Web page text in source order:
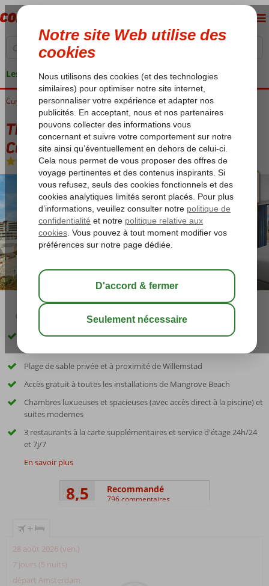
Les garanties de vacances
Curaçao Willemstad The Rif at Mangrove Beach Corendon, Curio by Hilton
The Rif at Mangrove Beach Corendon,
Curio by Hilton
Ultra All Inclusive-Hôtel
09:00
Complexe hôtelier exclusif à Corendon proposant une formule
Plage de sable privée et à proximité de Willemstad
Accès gratuit à toutes les installations de Mangrove Beach
Chambres luxueuses et spacieuses (avec accès direct à la piscine) et
suites modernes
3 restaurants à la carte supplémentaires et service d'étage 24h/24
et 7j/7
En savoir plus
8,5 Recommandé
796 commentaires
+
28 août 2026 (ven.)
7 jours (5 nuits)
départ Amsterdam